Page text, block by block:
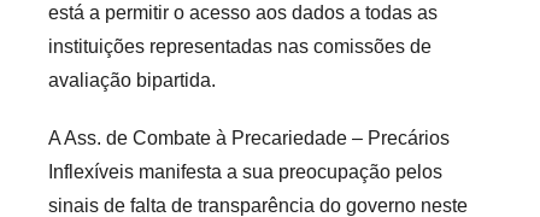
está a permitir o acesso aos dados a todas as
instituições representadas nas comissões de
avaliação bipartida.
A Ass. de Combate à Precariedade – Precários
Inflexíveis manifesta a sua preocupação pelos
sinais de falta de transparência do governo neste